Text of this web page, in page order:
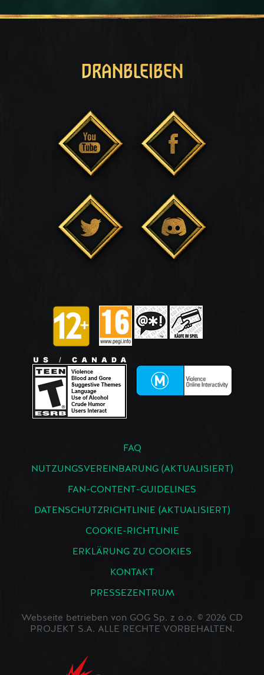
DRANBLEIBEN
FAQ
NUTZUNGSVEREINBARUNG (AKTUALISIERT)
FAN-CONTENT-GUIDELINES
DATENSCHUTZRICHTLINIE (AKTUALISIERT)
COOKIE-RICHTLINIE
ERKLÄRUNG ZU COOKIES
KONTAKT
PRESSEZENTRUM
Webseite betrieben von GOG Sp. z o.o. © 2026 CD
PROJEKT S.A. ALLE RECHTE VORBEHALTEN.